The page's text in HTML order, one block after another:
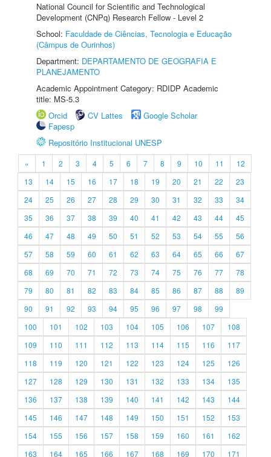
National Council for Scientific and Technological
Development (CNPq) Research Fellow - Level 2
School: Faculdade de Ciências, Tecnologia e Educação
(Câmpus de Ourinhos)
Department: DEPARTAMENTO DE GEOGRAFIA E
PLANEJAMENTO
Academic Appointment Category: RDIDP Academic
title: MS-5.3
Orcid
CV Lattes
Google Scholar
Fapesp
Repositório Institucional UNESP
« 1 2 3 4 5 6 7 8 9 10 11
12
13
14 15 16 17 18 19 20 21 22
23
24
25 26 27 28 29 30 31 32 33
34
35
36 37 38 39 40 41 42 43 44
45
46
47 48 49 50 51 52 53 54 55
56
57
58 59 60 61 62 63 64 65 66
67
68
69 70 71 72 73 74 75 76 77
78
79
80 81 82 83 84 85 86 87 88
89
90
91 92 93 94 95 96 97 98
99
100
101 102 103 104 105 106 107
108
109
110 111 112 113 114 115 116
117
118
119 120 121 122 123 124 125
126
127
128 129 130 131 132 133 134
135
136
137 138 139 140 141 142 143
144
145
146 147 148 149 150 151 152
153
154
155 156 157 158 159 160 161
162
163
164 165 166 167 168 169 170
171